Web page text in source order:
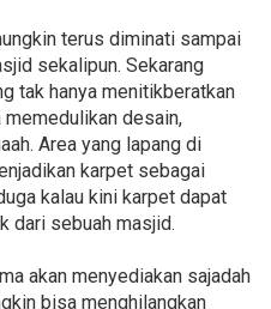
terus diminati sampai
sekalipun. Sekarang
tak hanya menitikberatkan
desain,
Area yang lapang di
karpet sebagai
kalau kini karpet dapat
dari sebuah masjid.
akan menyediakan sajadah
bisa menghilangkan